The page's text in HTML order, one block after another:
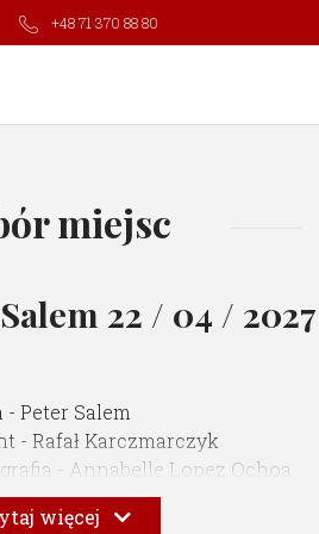
+48 71 370 88 80
miejsc
22 / 04 / 2027
- Peter Salem
- Rafał Karczmarczyk
- Annabelle Lopez Ochoa
- Nancy Meckler
świateł - Christopher Ash
więcej